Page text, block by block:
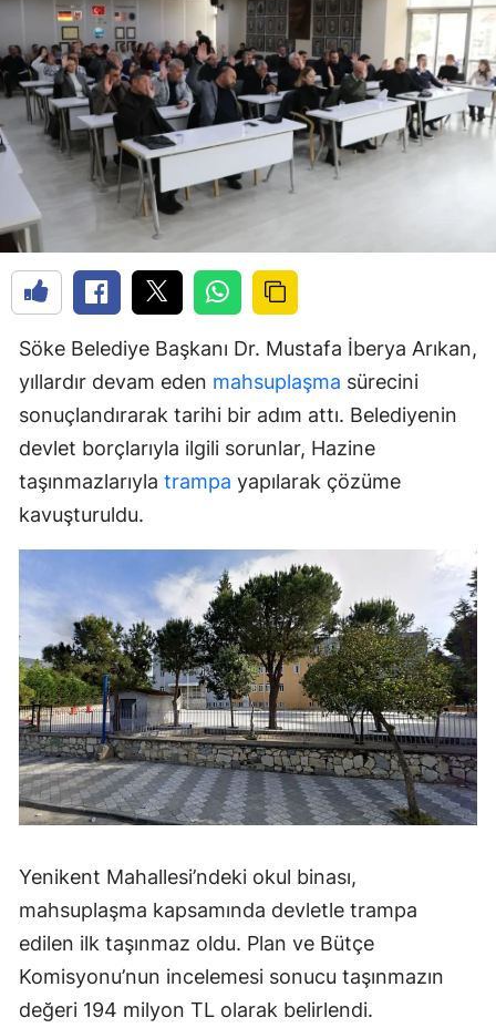
Söke Belediye Başkanı Dr. Mustafa İberya Arıkan,
yıllardır devam eden mahsuplaşma sürecini
sonuçlandırarak tarihi bir adım attı. Belediyenin
devlet borçlarıyla ilgili sorunlar, Hazine
taşınmazlarıyla trampa yapılarak çözüme
kavuşturuldu.
Yenikent Mahallesi’ndeki okul binası,
mahsuplaşma kapsamında devletle trampa
edilen ilk taşınmaz oldu. Plan ve Bütçe
Komisyonu’nun incelemesi sonucu taşınmazın
değeri 194 milyon TL olarak belirlendi.